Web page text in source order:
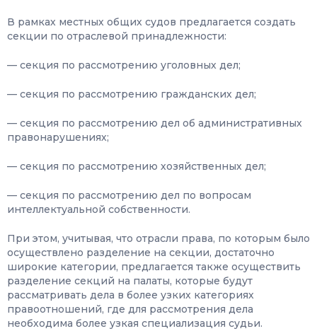
В рамках местных общих судов предлагается создать
секции по отраслевой принадлежности:
— секция по рассмотрению уголовных дел;
— секция по рассмотрению гражданских дел;
— секция по рассмотрению дел об административных
правонарушениях;
— секция по рассмотрению хозяйственных дел;
— секция по рассмотрению дел по вопросам
интеллектуальной собственности.
При этом, учитывая, что отрасли права, по которым было
осуществлено разделение на секции, достаточно
широкие категории, предлагается также осуществить
разделение секций на палаты, которые будут
рассматривать дела в более узких категориях
правоотношений, где для рассмотрения дела
необходима более узкая специализация судьи.